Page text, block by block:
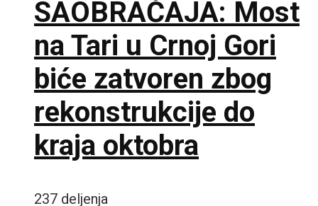
SAOBRAĆAJA: Most
na Tari u Crnoj Gori
biće zatvoren zbog
rekonstrukcije do
kraja oktobra
237 deljenja